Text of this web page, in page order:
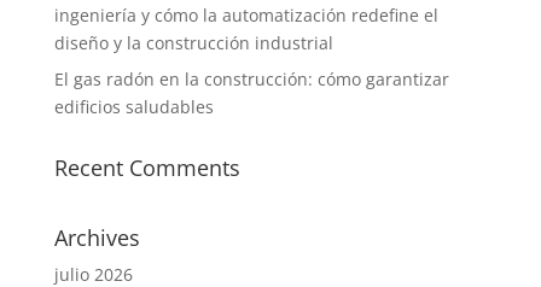
ingeniería y cómo la automatización redefine el
diseño y la construcción industrial
El gas radón en la construcción: cómo garantizar
edificios saludables
Recent Comments
Archives
julio 2026